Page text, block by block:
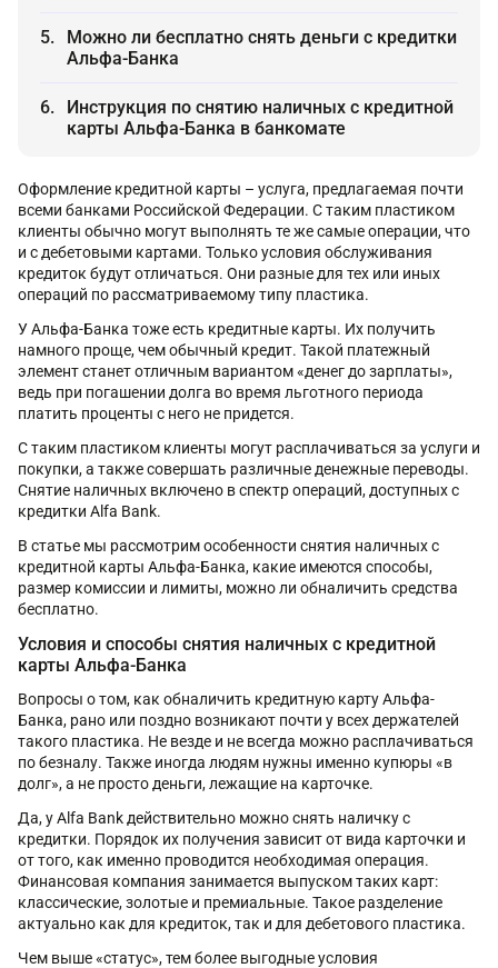
Можно ли бесплатно снять деньги с кредитки
Альфа-Банка
Инструкция по снятию наличных с кредитной
карты Альфа-Банка в банкомате
Оформление кредитной карты – услуга, предлагаемая почти
всеми банками Российской Федерации. С таким пластиком
клиенты обычно могут выполнять те же самые операции, что
и с дебетовыми картами. Только условия обслуживания
кредиток будут отличаться. Они разные для тех или иных
операций по рассматриваемому типу пластика.
У Альфа-Банка тоже есть кредитные карты. Их получить
намного проще, чем обычный кредит. Такой платежный
элемент станет отличным вариантом «денег до зарплаты»,
ведь при погашении долга во время льготного периода
платить проценты с него не придется.
С таким пластиком клиенты могут расплачиваться за услуги и
покупки, а также совершать различные денежные переводы.
Снятие наличных включено в спектр операций, доступных с
кредитки Alfa Bank.
В статье мы рассмотрим особенности снятия наличных с
кредитной карты Альфа-Банка, какие имеются способы,
размер комиссии и лимиты, можно ли обналичить средства
бесплатно.
Условия и способы снятия наличных с кредитной
карты Альфа-Банка
Вопросы о том, как обналичить кредитную карту Альфа-
Банка, рано или поздно возникают почти у всех держателей
такого пластика. Не везде и не всегда можно расплачиваться
по безналу. Также иногда людям нужны именно купюры «в
долг», а не просто деньги, лежащие на карточке.
Да, у Alfa Bank действительно можно снять наличку с
кредитки. Порядок их получения зависит от вида карточки и
от того, как именно проводится необходимая операция.
Финансовая компания занимается выпуском таких карт:
классические, золотые и премиальные. Такое разделение
актуально как для кредиток, так и для дебетового пластика.
Чем выше «статус», тем более выгодные условия